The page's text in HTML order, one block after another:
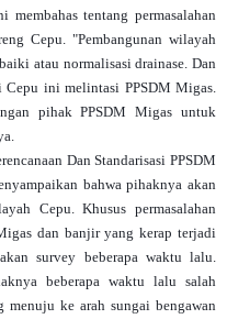
tentang permasalahan
Cepu. "Pembangunan wilayah
atau normalisasi drainase. Dan
Cepu ini melintasi PPSDM Migas.
pihak PPSDM Migas untuk
Dan Standarisasi PPSDM
bahwa pihaknya akan
Cepu. Khusus permasalahan
dan banjir yang kerap terjadi
survey beberapa waktu lalu.
beberapa waktu lalu salah
menuju ke arah sungai bengawan